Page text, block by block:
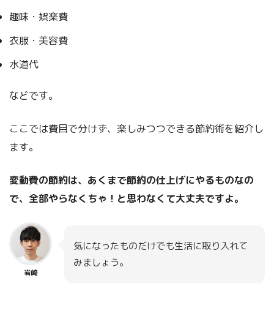
趣味・娯楽費
衣服・美容費
水道代
などです。
ここでは費目で分けず、楽しみつつできる節約術を紹介し
ます。
変動費の節約は、あくまで節約の仕上げにやるものなの
で、全部やらなくちゃ！と思わなくて大丈夫ですよ。
岩崎
気になったものだけでも生活に取り入れて
みましょう。